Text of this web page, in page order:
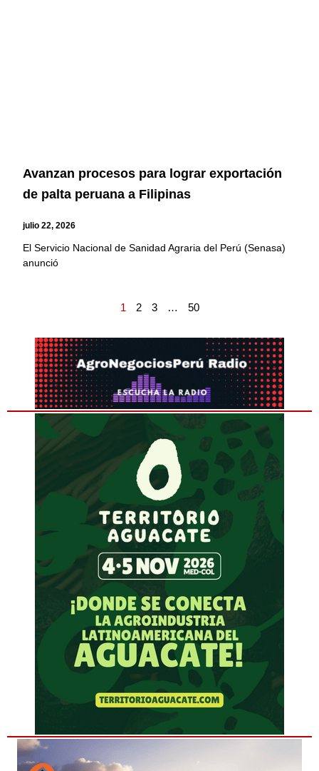
Avanzan procesos para lograr exportación
de palta peruana a Filipinas
julio 22, 2026
El Servicio Nacional de Sanidad Agraria del Perú (Senasa)
anunció
1 2 3 … 50